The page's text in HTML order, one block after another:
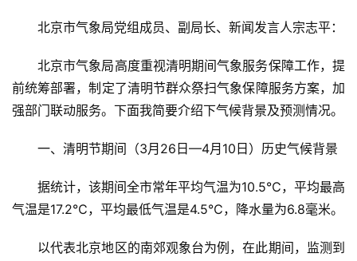
北京市气象局党组成员、副局长、新闻发言人宗志平：
北京市气象局高度重视清明期间气象服务保障工作，提
前统筹部署，制定了清明节群众祭扫气象保障服务方案，加
强部门联动服务。下面我简要介绍下气候背景及预测情况。
一、清明节期间（3月26日—4月10日）历史气候背景
据统计，该期间全市常年平均气温为10.5℃，平均最高
气温是17.2℃，平均最低气温是4.5℃，降水量为6.8毫米。
以代表北京地区的南郊观象台为例，在此期间，监测到